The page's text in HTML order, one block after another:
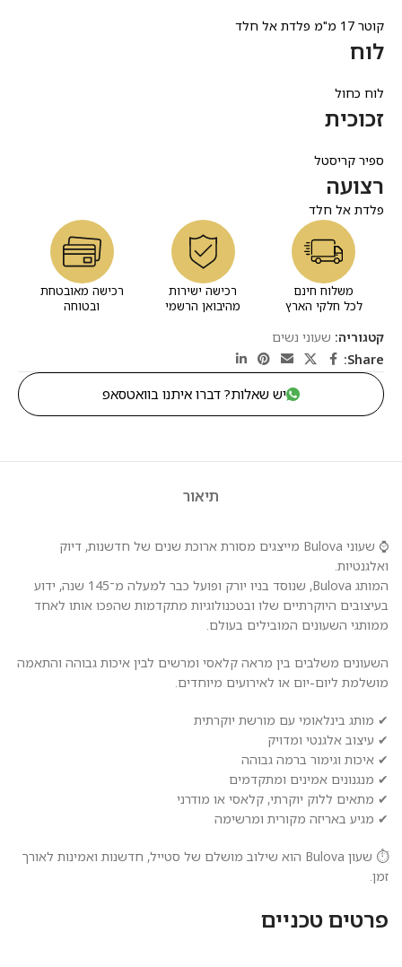
קוטר 17 מ"מ פלדת אל חלד
לוח
לוח כחול
זכוכית
ספיר קריסטל
רצועה
פלדת אל חלד
משלוח חינם
לכל חלקי הארץ
רכישה ישירות
מהיבואן הרשמי
רכישה מאובטחת
ובטוחה
קטגוריה: שעוני נשים
Share:
יש שאלות? דברו איתנו בוואטסאפ
תיאור
⌚ שעוני Bulova מייצגים מסורת ארוכת שנים של חדשנות, דיוק
ואלגנטיות.
המותג Bulova, שנוסד בניו יורק ופועל כבר למעלה מ־145 שנה, ידוע
בעיצובים היוקרתיים שלו ובטכנולוגיות מתקדמות שהפכו אותו לאחד
ממותגי השעונים המובילים בעולם.
השעונים משלבים בין מראה קלאסי ומרשים לבין איכות גבוהה והתאמה
מושלמת ליום-יום או לאירועים מיוחדים.
✔ מותג בינלאומי עם מורשת יוקרתית
✔ עיצוב אלגנטי ומדויק
✔ איכות וגימור ברמה גבוהה
✔ מנגנונים אמינים ומתקדמים
✔ מתאים ללוק יוקרתי, קלאסי או מודרני
✔ מגיע באריזה מקורית ומרשימה
⏱️ שעון Bulova הוא שילוב מושלם של סטייל, חדשנות ואמינות לאורך
זמן.
פרטים טכניים